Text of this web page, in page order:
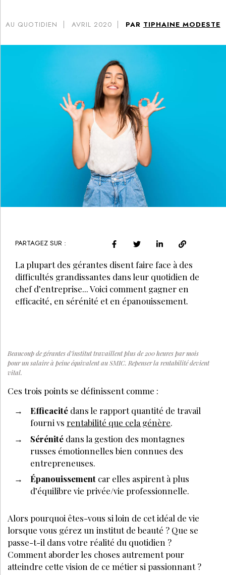
AU QUOTIDIEN AVRIL 2020 PAR TIPHAINE MODESTE
PARTAGEZ SUR :
La plupart des gérantes disent faire face à des
difficultés grandissantes dans leur quotidien de
chef d’entreprise... Voici comment gagner en
efficacité, en sérénité et en épanouissement.
Beaucoup de gérantes d’institut travaillent plus de 200 heures par mois
pour un salaire à peine équivalent au SMIC. Repenser la rentabilité devient
vital.
Ces trois points se définissent comme :
Efficacité dans le rapport quantité de travail
fourni vs rentabilité que cela génère.
Sérénité dans la gestion des montagnes
russes émotionnelles bien connues des
entrepreneuses.
Épanouissement car elles aspirent à plus
d’équilibre vie privée/vie professionnelle.
Alors pourquoi êtes-vous si loin de cet idéal de vie
lorsque vous gérez un institut de beauté ? Que se
passe-t-il dans votre réalité du quotidien ?
Comment aborder les choses autrement pour
atteindre cette vision de ce métier si passionnant ?